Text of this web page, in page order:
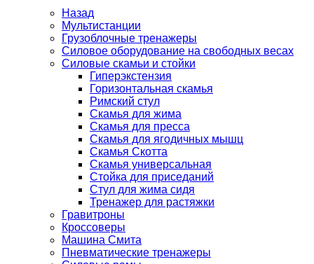
Назад
Мультистанции
Грузоблочные тренажеры
Силовое оборудование на свободных весах
Силовые скамьи и стойки
Гиперэкстензия
Горизонтальная скамья
Римский стул
Скамья для жима
Скамья для пресса
Скамья для ягодичных мышц
Скамья Скотта
Скамья универсальная
Стойка для приседаний
Стул для жима сидя
Тренажер для растяжки
Гравитроны
Кроссоверы
Машина Смита
Пневматические тренажеры